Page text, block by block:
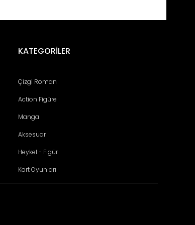
KATEGORİLER
Çizgi Roman
Action Figüre
Manga
Aksesuar
Heykel - Figür
Kart Oyunları